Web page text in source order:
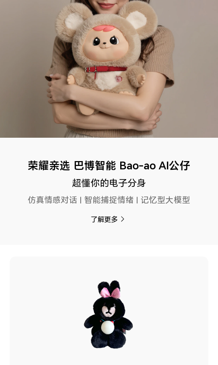
荣耀亲选 巴博智能 Bao-ao AI公仔
超懂你的电子分身
仿真情感对话 | 智能捕捉情绪 | 记忆型大模型
了解更多